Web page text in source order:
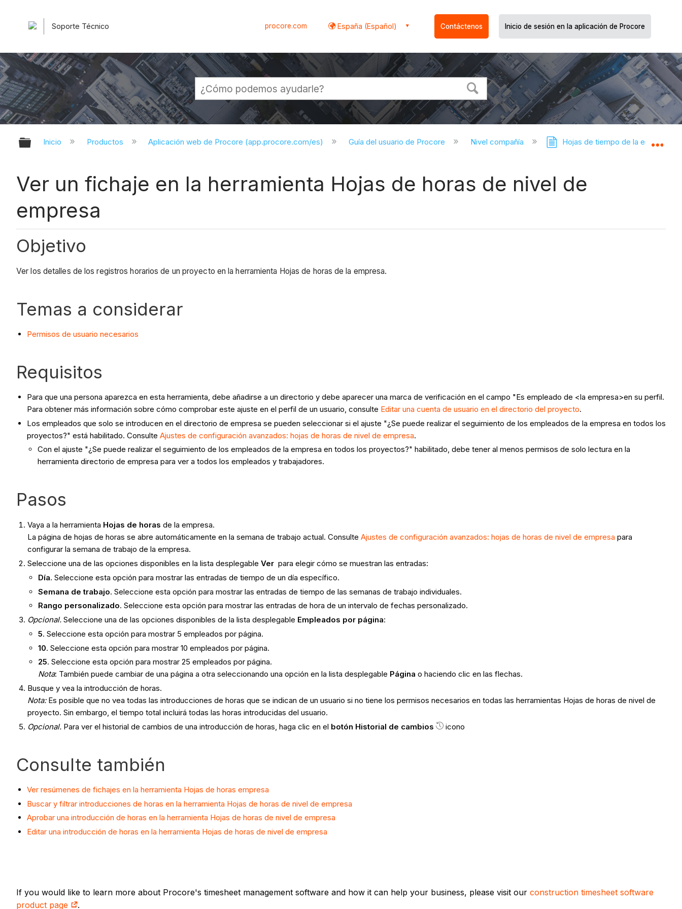
Soporte Técnico procore.com España (Español) Contáctenos Inicio de sesión en la aplicación de Procore
Expandir/contraer jerarquía global
Inicio Productos Aplicación web de Procore (app.procore.com/es) Guía del usuario de Procore Nivel compañía Hojas de tiempo de la empresa
Ver un fichaje en la herramienta Hojas de horas de nivel de
empresa
Objetivo
Ver los detalles de los registros horarios de un proyecto en la herramienta Hojas de horas de la empresa.
Temas a considerar
Permisos de usuario necesarios
Requisitos
Para que una persona aparezca en esta herramienta, debe añadirse a un directorio y debe aparecer una marca de verificación en el campo "Es empleado de <la empresa>en su perfil.
Para obtener más información sobre cómo comprobar este ajuste en el perfil de un usuario, consulte Editar una cuenta de usuario en el directorio del proyecto.
Los empleados que solo se introducen en el directorio de empresa se pueden seleccionar si el ajuste "¿Se puede realizar el seguimiento de los empleados de la empresa en todos los
proyectos?" está habilitado. Consulte Ajustes de configuración avanzados: hojas de horas de nivel de empresa.
Con el ajuste "¿Se puede realizar el seguimiento de los empleados de la empresa en todos los proyectos?" habilitado, debe tener al menos permisos de solo lectura en la
herramienta directorio de empresa para ver a todos los empleados y trabajadores.
Pasos
Vaya a la herramienta Hojas de horas de la empresa.
La página de hojas de horas se abre automáticamente en la semana de trabajo actual. ConsulteAjustes de configuración avanzados: hojas de horas denivel de empresa para
configurar la semana de trabajo de la empresa.
Seleccione una de las opciones disponibles en la lista desplegableVerpara elegir cómo se muestran las entradas:
Día. Seleccione esta opción para mostrar las entradas de tiempo de un día específico.
Semana de trabajo. Seleccione esta opción para mostrar las entradas de tiempo de las semanas de trabajo individuales.
Rango personalizado. Seleccione esta opción para mostrar las entradas de hora de un intervalo de fechas personalizado.
Opcional. Seleccione una de las opciones disponibles de la lista desplegable Empleados por página:
5. Seleccione esta opción para mostrar 5 empleados por página.
10. Seleccione esta opción para mostrar 10 empleados por página.
25. Seleccione esta opción para mostrar 25 empleados por página.
Nota: También puede cambiar de una página a otra seleccionando una opción en la lista desplegable Página o haciendo clic en las flechas.
Busque y vea la introducción de horas.
Nota:Es posible que no vea todas las introducciones de horas que se indican de un usuario si no tiene los permisos necesarios en todas las herramientas Hojas de horas de nivel de
proyecto. Sin embargo, el tiempo total incluirá todas las horas introducidas del usuario.
Opcional. Para ver el historial de cambios de una introducción de horas, haga clic en el botón Historial de cambios icono
Consulte también
Ver resúmenes de fichajes en la herramienta Hojas de horas empresa
Buscar y filtrar introducciones de horas en la herramienta Hojas de horas de nivel de empresa
Aprobar una introducción de horas en la herramienta Hojas de horas de nivel de empresa
Editar una introducción de horas en la herramienta Hojas de horas de nivel de empresa
If you would like to learn more about Procore's timesheet management software and how it can help your business, please visit our construction timesheet software
product page
.